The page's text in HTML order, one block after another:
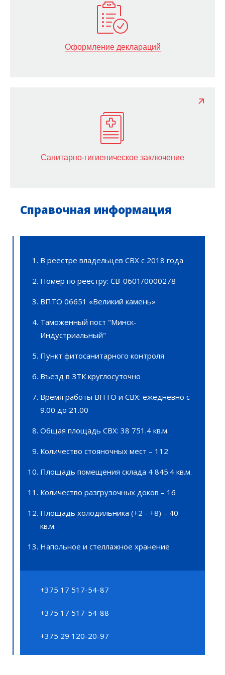
Оформление деклараций
Санитарно-гигиеническое заключение
Справочная информация
В реестре владельцев СВХ с 2018 года
Номер по реестру: СВ-0601/0000278
ВПТО 06651 «Великий камень»
Таможенный пост "Минск-
Индустриальный"
Пункт фитосанитарного контроля
Въезд в ЗТК круглосуточно
Время работы ВПТО и СВХ: ежедневно с
9.00 до 21.00
Общая площадь СВХ: 38 751.4 кв.м.
Количество стояночных мест – 112
Площадь помещения склада 4 845.4 кв.м.
Количество разгрузочных доков – 16
Площадь холодильника (+2 - +8) – 40
кв.м.
Напольное и стеллажное хранение
+375 17 517-54-87
+375 17 517-54-88
+375 29 120-20-97